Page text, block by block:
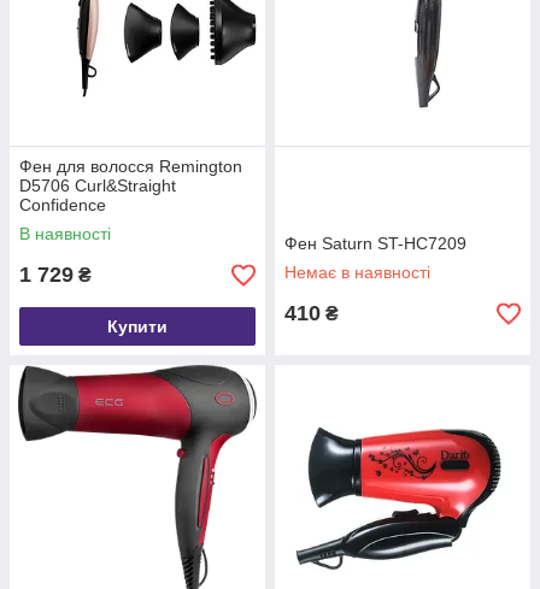
Фен для волосся Remington
D5706 Curl&Straight
Confidence
В наявності
1 729 ₴
Купити
Фен Saturn ST-HC7209
Немає в наявності
410 ₴